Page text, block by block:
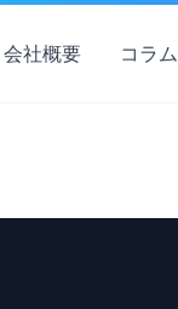
会社概要 コラム